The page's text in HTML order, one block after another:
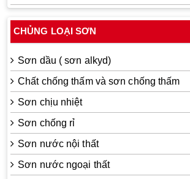
CHỦNG LOẠI SƠN
Sơn dầu ( sơn alkyd)
Chất chống thấm và sơn chống thấm
Sơn chịu nhiệt
Sơn chống rỉ
Sơn nước nội thất
Sơn nước ngoại thất